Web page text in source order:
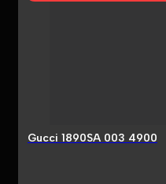
Gucci 1890SA 003 4900